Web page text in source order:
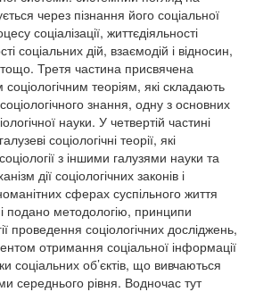
через пізнання його соціальної
соціалізації, життєдіяльності
соціальних дій, взаємодій і відносин,
тощо. Третя частина присвячена
теоріям, які складають
знання, одну з основних
науки. У четвертій частині
соціологічні теорії, які
з іншими галузями науки та
дії соціологічних законів і
сферах суспільного життя
подано методологію, принципи
проведення соціологічних досліджень,
отримання соціальної інформації
соціальних об’єктів, що вивчаються
середнього рівня. Водночас тут